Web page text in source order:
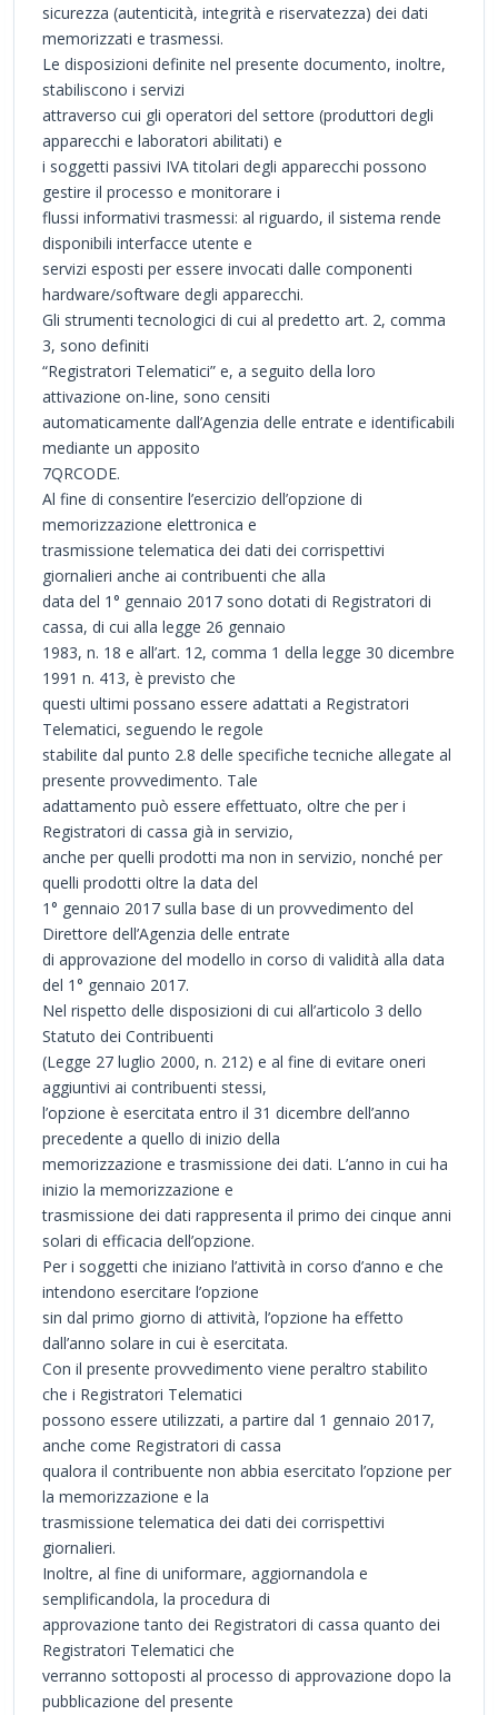
sicurezza (autenticità, integrità e riservatezza) dei dati
memorizzati e trasmessi.
Le disposizioni definite nel presente documento, inoltre,
stabiliscono i servizi
attraverso cui gli operatori del settore (produttori degli
apparecchi e laboratori abilitati) e
i soggetti passivi IVA titolari degli apparecchi possono
gestire il processo e monitorare i
flussi informativi trasmessi: al riguardo, il sistema rende
disponibili interfacce utente e
servizi esposti per essere invocati dalle componenti
hardware/software degli apparecchi.
Gli strumenti tecnologici di cui al predetto art. 2, comma
3, sono definiti
“Registratori Telematici” e, a seguito della loro
attivazione on-line, sono censiti
automaticamente dall’Agenzia delle entrate e identificabili
mediante un apposito
7QRCODE.
Al fine di consentire l’esercizio dell’opzione di
memorizzazione elettronica e
trasmissione telematica dei dati dei corrispettivi
giornalieri anche ai contribuenti che alla
data del 1° gennaio 2017 sono dotati di Registratori di
cassa, di cui alla legge 26 gennaio
1983, n. 18 e all’art. 12, comma 1 della legge 30 dicembre
1991 n. 413, è previsto che
questi ultimi possano essere adattati a Registratori
Telematici, seguendo le regole
stabilite dal punto 2.8 delle specifiche tecniche allegate al
presente provvedimento. Tale
adattamento può essere effettuato, oltre che per i
Registratori di cassa già in servizio,
anche per quelli prodotti ma non in servizio, nonché per
quelli prodotti oltre la data del
1° gennaio 2017 sulla base di un provvedimento del
Direttore dell’Agenzia delle entrate
di approvazione del modello in corso di validità alla data
del 1° gennaio 2017.
Nel rispetto delle disposizioni di cui all’articolo 3 dello
Statuto dei Contribuenti
(Legge 27 luglio 2000, n. 212) e al fine di evitare oneri
aggiuntivi ai contribuenti stessi,
l’opzione è esercitata entro il 31 dicembre dell’anno
precedente a quello di inizio della
memorizzazione e trasmissione dei dati. L’anno in cui ha
inizio la memorizzazione e
trasmissione dei dati rappresenta il primo dei cinque anni
solari di efficacia dell’opzione.
Per i soggetti che iniziano l’attività in corso d’anno e che
intendono esercitare l’opzione
sin dal primo giorno di attività, l’opzione ha effetto
dall’anno solare in cui è esercitata.
Con il presente provvedimento viene peraltro stabilito
che i Registratori Telematici
possono essere utilizzati, a partire dal 1 gennaio 2017,
anche come Registratori di cassa
qualora il contribuente non abbia esercitato l’opzione per
la memorizzazione e la
trasmissione telematica dei dati dei corrispettivi
giornalieri.
Inoltre, al fine di uniformare, aggiornandola e
semplificandola, la procedura di
approvazione tanto dei Registratori di cassa quanto dei
Registratori Telematici che
verranno sottoposti al processo di approvazione dopo la
pubblicazione del presente